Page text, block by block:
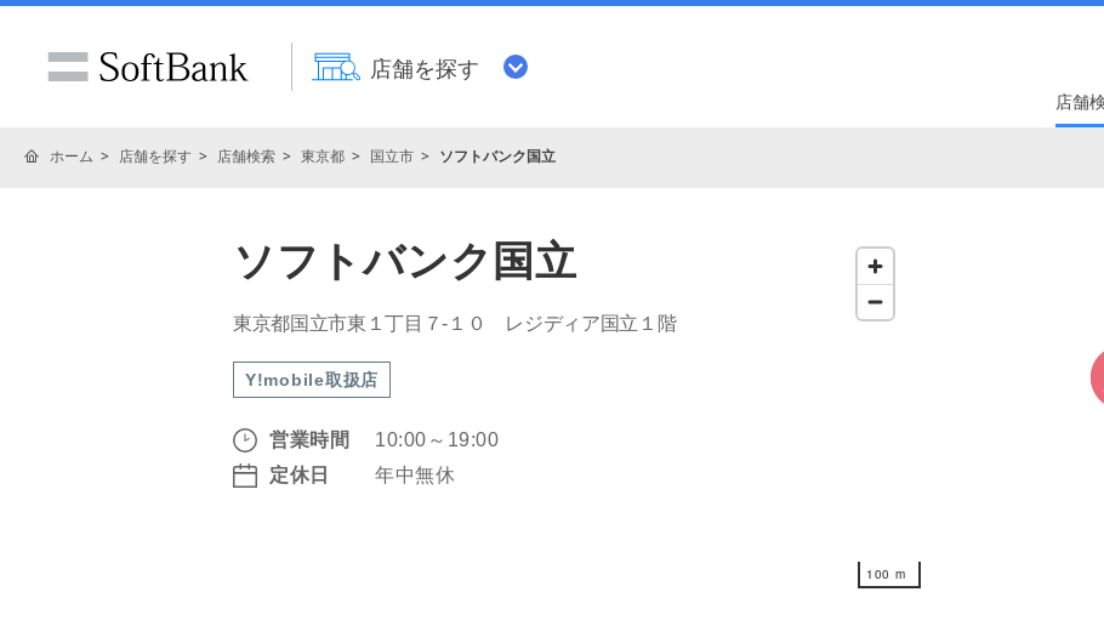
店舗を探す
店舗
ホーム 店舗を探す 店舗検索 東京都 国立市 ソフトバンク国立
ソフトバンク国立
東京都国立市東１丁目７‐１０ レジディア国立１階
Y!mobile取扱店
営業時間
10:00～19:00
定休日
年中無休
100 m
100 m